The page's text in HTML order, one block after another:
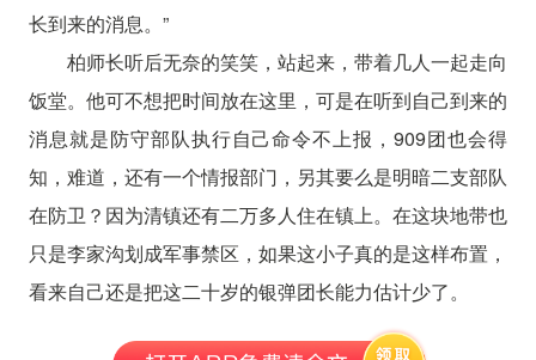
长到来的消息。”
柏师长听后无奈的笑笑，站起来，带着几人一起走向
饭堂。他可不想把时间放在这里，可是在听到自己到来的
消息就是防守部队执行自己命令不上报，909团也会得
知，难道，还有一个情报部门，另其要么是明暗二支部队
在防卫？因为清镇还有二万多人住在镇上。在这块地带也
只是李家沟划成军事禁区，如果这小子真的是这样布置，
看来自己还是把这二十岁的银弹团长能力估计少了。